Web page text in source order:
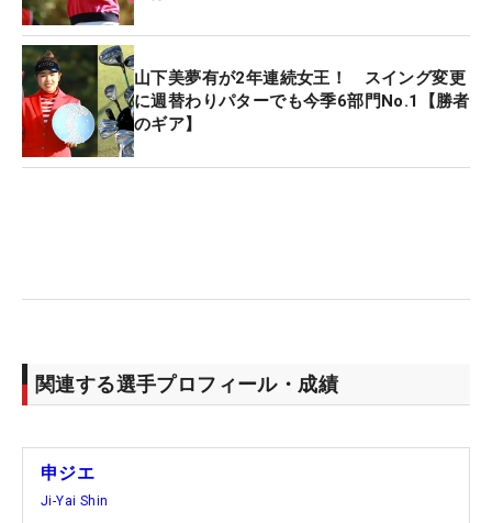
の気持ちを込めて、あいさつになるようなプレーが
できればと思っていました」。そして来年の目標に
ついては「人生で一度は出たい」と話すパリ五輪の
舞台を目指す。「世界ランキングも上がってきまし
たし、チャンスだと思う。海外メジャーでポイント
を稼ぎたい」と、現在、韓国勢4番手につける世界
ったが、最終日は5つのバーディ（4ボギー）を奪っ
た。初出場の大舞台は「めっちゃ楽しかった」。そ
う気持も少しはありますけど」と話した。
山下美夢有が2年連続女王！ スイング変更
に週替わりパターでも今季6部門No.1【勝者
のギア】
関連する選手プロフィール・成績
申ジエ
Ji-Yai Shin